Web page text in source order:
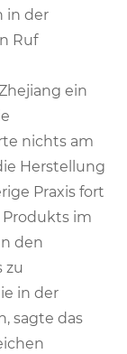
in der
Ruf
ein
nichts am
Herstellung
Praxis fort
Produkts im
den
zu
in der
sagte das